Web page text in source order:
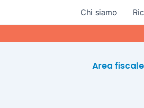
Chi siamo
Area fiscale